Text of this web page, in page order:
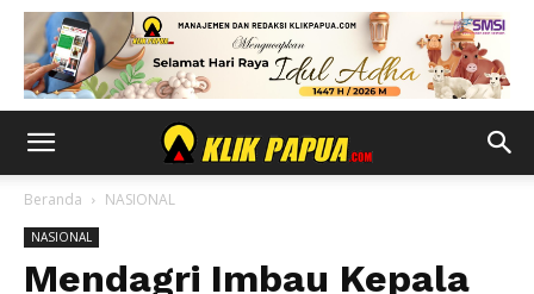
Beranda NASIONAL
NASIONAL
Mendagri Imbau Kepala